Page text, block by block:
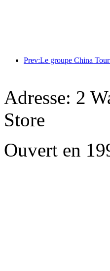
Adresse: 2
Store
Ouvert en